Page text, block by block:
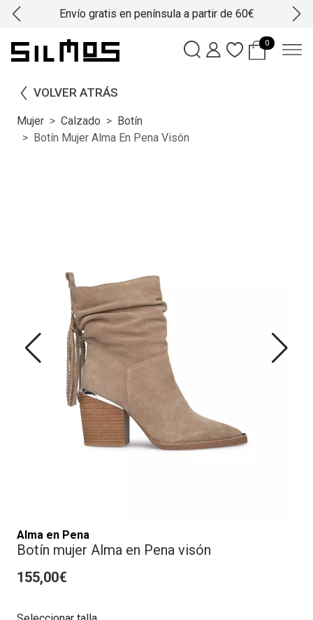
Envío gratis en península a partir de 60€
0
VOLVER ATRÁS
Mujer Calzado
Botín
Botín Mujer Alma En Pena Visón
Alma en Pena
Botín mujer Alma en Pena visón
155,00€